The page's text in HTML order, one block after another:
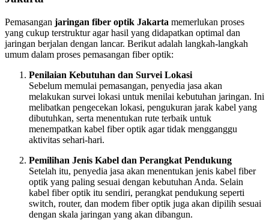
Pemasangan jaringan fiber optik Jakarta memerlukan proses
yang cukup terstruktur agar hasil yang didapatkan optimal dan
jaringan berjalan dengan lancar. Berikut adalah langkah-langkah
umum dalam proses pemasangan fiber optik:
Penilaian Kebutuhan dan Survei Lokasi
Sebelum memulai pemasangan, penyedia jasa akan
melakukan survei lokasi untuk menilai kebutuhan jaringan. Ini
melibatkan pengecekan lokasi, pengukuran jarak kabel yang
dibutuhkan, serta menentukan rute terbaik untuk
menempatkan kabel fiber optik agar tidak mengganggu
aktivitas sehari-hari.
Pemilihan Jenis Kabel dan Perangkat Pendukung
Setelah itu, penyedia jasa akan menentukan jenis kabel fiber
optik yang paling sesuai dengan kebutuhan Anda. Selain
kabel fiber optik itu sendiri, perangkat pendukung seperti
switch, router, dan modem fiber optik juga akan dipilih sesuai
dengan skala jaringan yang akan dibangun.